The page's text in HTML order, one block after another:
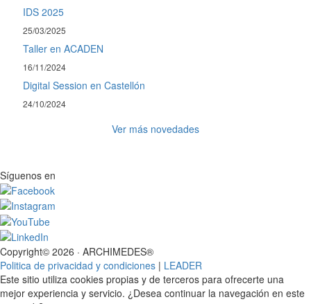
IDS 2025
25/03/2025
Taller en ACADEN
16/11/2024
Digital Session en Castellón
24/10/2024
Ver más novedades
Síguenos en
Copyright© 2026 · ARCHIMEDES®
Politica de privacidad y condiciones | LEADER
Este sitio utiliza cookies propias y de terceros para ofrecerte una
mejor experiencia y servicio. ¿Desea continuar la navegación en este